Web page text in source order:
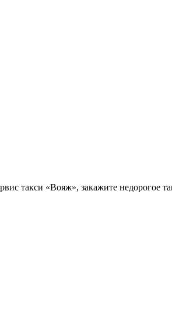
такси «Вояж», закажите недорогое